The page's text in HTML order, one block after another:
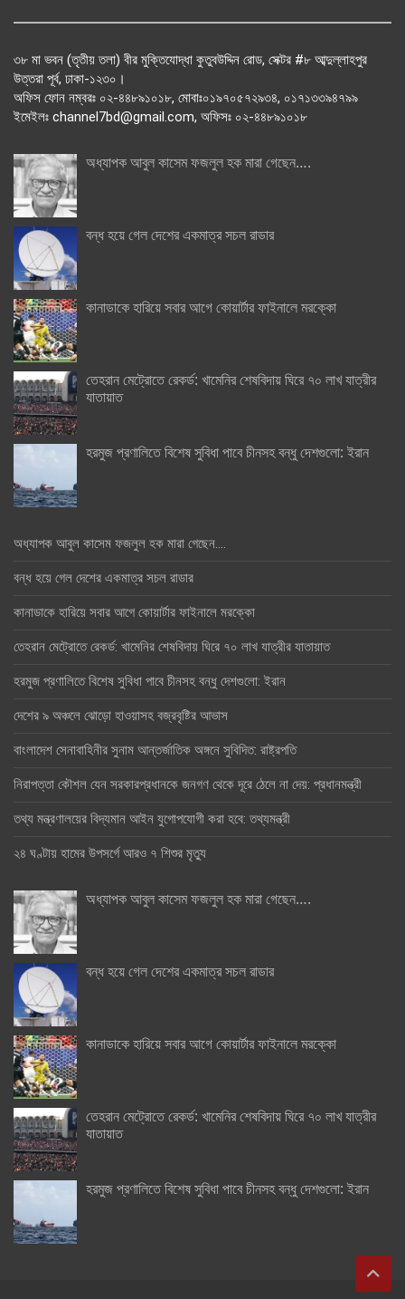
৩৮ মা ভবন (তৃতীয় তলা) বীর মুক্তিযোদ্ধা কুতুবউদ্দিন রোড, সেক্টর #৮ আব্দুল্লাহপুর
উত্তরা পূর্ব, ঢাকা-১২৩০।
অফিস ফোন নম্বরঃ ০২-৪৪৮৯১০১৮, মোবাঃ০১৯৭০৫৭২৯৩৪, ০১৭১৩৩৯৪৭৯৯
ইমেইলঃ channel7bd@gmail.com, অফিসঃ ০২-৪৪৮৯১০১৮
অধ্যাপক আবুল কাসেম ফজলুল হক মারা গেছেন….
বন্ধ হয়ে গেল দেশের একমাত্র সচল রাডার
কানাডাকে হারিয়ে সবার আগে কোয়ার্টার ফাইনালে মরক্কো
তেহরান মেট্রোতে রেকর্ড: খামেনির শেষবিদায় ঘিরে ৭০ লাখ যাত্রীর
যাতায়াত
হরমুজ প্রণালিতে বিশেষ সুবিধা পাবে চীনসহ বন্ধু দেশগুলো: ইরান
অধ্যাপক আবুল কাসেম ফজলুল হক মারা গেছেন….
বন্ধ হয়ে গেল দেশের একমাত্র সচল রাডার
কানাডাকে হারিয়ে সবার আগে কোয়ার্টার ফাইনালে মরক্কো
তেহরান মেট্রোতে রেকর্ড: খামেনির শেষবিদায় ঘিরে ৭০ লাখ যাত্রীর যাতায়াত
হরমুজ প্রণালিতে বিশেষ সুবিধা পাবে চীনসহ বন্ধু দেশগুলো: ইরান
দেশের ৯ অঞ্চলে ঝোড়ো হাওয়াসহ বজ্রবৃষ্টির আভাস
বাংলাদেশ সেনাবাহিনীর সুনাম আন্তর্জাতিক অঙ্গনে সুবিদিত: রাষ্ট্রপতি
নিরাপত্তা কৌশল যেন সরকারপ্রধানকে জনগণ থেকে দূরে ঠেলে না দেয়: প্রধানমন্ত্রী
তথ্য মন্ত্রণালয়ের বিদ্যমান আইন যুগোপযোগী করা হবে: তথ্যমন্ত্রী
২৪ ঘণ্টায় হামের উপসর্গে আরও ৭ শিশুর মৃত্যু
অধ্যাপক আবুল কাসেম ফজলুল হক মারা গেছেন….
বন্ধ হয়ে গেল দেশের একমাত্র সচল রাডার
কানাডাকে হারিয়ে সবার আগে কোয়ার্টার ফাইনালে মরক্কো
তেহরান মেট্রোতে রেকর্ড: খামেনির শেষবিদায় ঘিরে ৭০ লাখ যাত্রীর
যাতায়াত
হরমুজ প্রণালিতে বিশেষ সুবিধা পাবে চীনসহ বন্ধু দেশগুলো: ইরান